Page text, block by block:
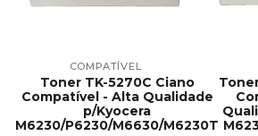
COMPATÍVEL
Toner TK-5270C Ciano
Compatível - Alta Qualidade
p/Kyocera
M6230/P6230/M6630/M6230T